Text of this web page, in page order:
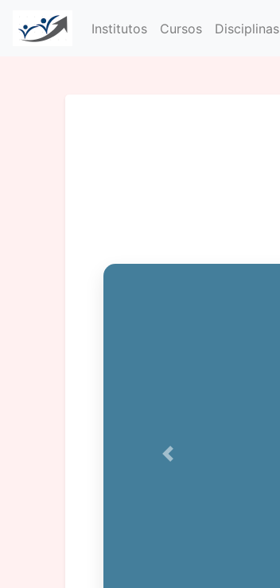
Institutos Cursos Disciplinas
Previous